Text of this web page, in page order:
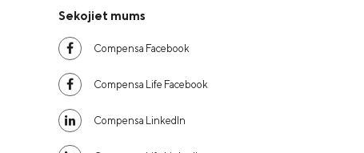
Sekojiet mums
Compensa Facebook
Compensa Life Facebook
Compensa LinkedIn